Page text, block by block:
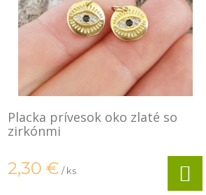
Placka prívesok oko zlaté so
zirkónmi
2,30 € / ks